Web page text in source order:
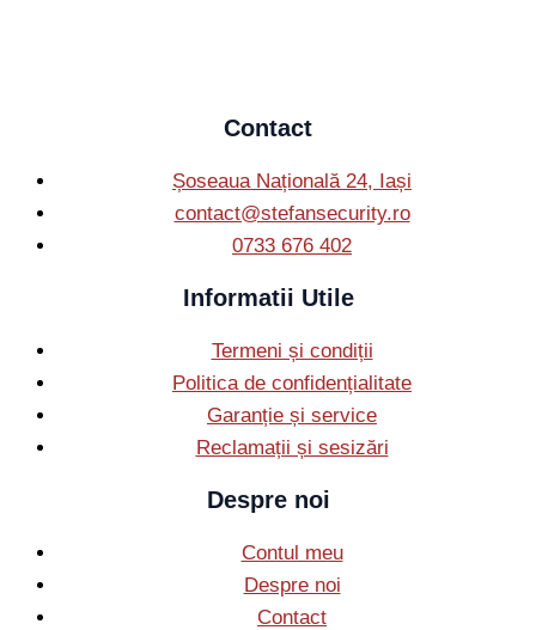
Contact
Șoseaua Națională 24, Iași
contact@stefansecurity.ro
0733 676 402
Informatii Utile
Termeni și condiții
Politica de confidențialitate
Garanție și service
Reclamații și sesizări
Despre noi
Contul meu
Despre noi
Contact